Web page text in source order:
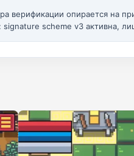
верификации опирается на
signature scheme v3 активна,